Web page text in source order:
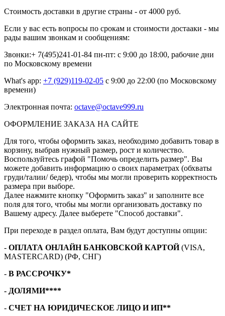
Стоимость доставки в другие страны - от 4000 руб.
Если у вас есть вопросы по срокам и стоимости достааки - мы
рады вашим звонкам и сообщениям:
Звонки:+ 7(495)241-01-84 пн-пт: с 9:00 до 18:00, рабочие дни
по Московскому времени
What's app: +7 (929)119-02-05 с 9:00 до 22:00 (по Московскому
времени)
Электронная почта: octave@octave999.ru
ОФОРМЛЕНИЕ ЗАКАЗА НА САЙТЕ
Для того, чтобы оформить заказ, необходимо добавить товар в
корзину, выбрав нужный размер, рост и количество.
Воспользуйтесь графой "Помочь определить размер". Вы
можете добавить информацию о своих параметрах (обхваты
груди/талии/ бедер), чтобы мы могли проверить корректность
размера при выборе.
Далее нажмите кнопку "Оформить заказ" и заполните все
поля для того, чтобы мы могли организовать доставку по
Вашему адресу. Далее выберете "Способ доставки".
При переходе в раздел оплата, Вам будут доступны опции:
- ОПЛАТА ОНЛАЙН БАНКОВСКОЙ КАРТОЙ(VISA,
MASTERCARD) (РФ, СНГ)
- В РАССРОЧКУ*
- ДОЛЯМИ****
- СЧЕТ НА ЮРИДИЧЕСКОЕ ЛИЦО И ИП**